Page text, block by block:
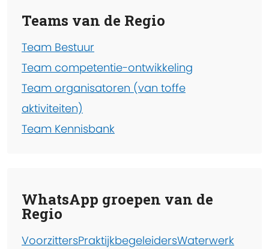
Teams van de Regio
Team Bestuur
Team competentie-ontwikkeling
Team organisatoren (van toffe
aktiviteiten)
Team Kennisbank
WhatsApp groepen van de
Regio
VoorzittersPraktijkbegeleidersWaterwerk